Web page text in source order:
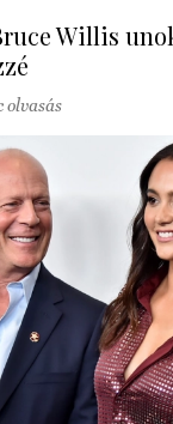
Willis
olvasás